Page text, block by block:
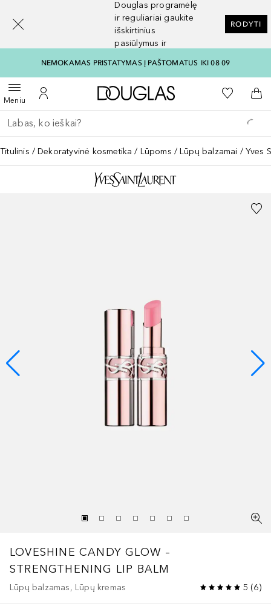
Douglas programėlę
ir reguliariai gaukite
išskirtinius
pasiūlymus ir
RODYTI
NEMOKAMAS PRISTATYMAS Į PAŠTOMATUS IKI 08 09
MeniuAtidaryti meniuĮ mano paskyrą
Į Douglas pagrindinį
Į mano
Į
Grįžk atgal
Vykdykite paiešką
Titulinis Dekoratyvinė kosmetika Lūpoms Lūpų balzamai Yves
LOVESHINE CANDY GLOW –
STRENGTHENING LIP BALM
Lūpų balzamas, Lūpų kremas 5 (6)
[navigation.slideout.screenreader]